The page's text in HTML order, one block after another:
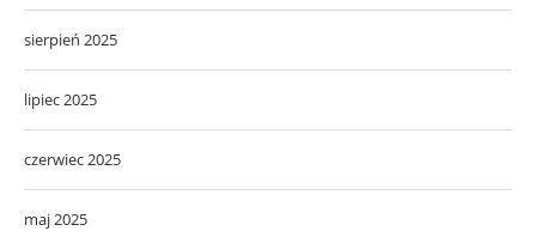
sierpień 2025
lipiec 2025
czerwiec 2025
maj 2025